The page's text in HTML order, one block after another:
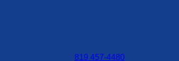
819 457-4480